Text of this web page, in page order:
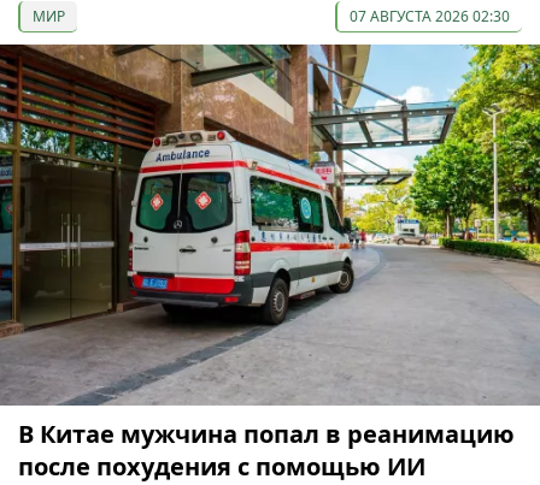
МИР 07 АВГУСТА 2026 02:30
В Китае мужчина попал в реанимацию
после похудения с помощью ИИ